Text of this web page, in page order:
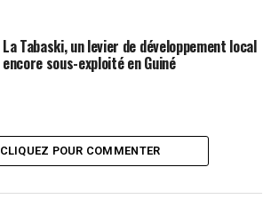
La Tabaski, un levier de développement local
encore sous-exploité en Guiné
CLIQUEZ POUR COMMENTER